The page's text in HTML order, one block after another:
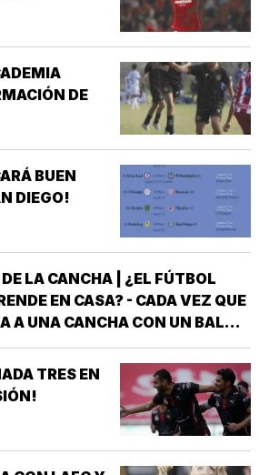
DE
BUEN
DIEGO!
LA CANCHA | ¿EL FÚTBOL
EN CASA? - CADA VEZ QUE
A UNA CANCHA CON UN BALÓN
NO LLEGA SOLA *DETRÁS DE
ALGUIEN QUE LA LLEVÓ AL
QUE HIZO EL ESFUERZO…
TRES EN